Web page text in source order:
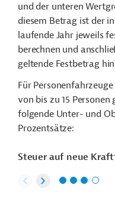
und der unteren
diesem Betrag ist der
laufende Jahr jeweils
berechnen und
geltende Festbetrag
Für
von bis zu 15
folgende Unter- und
Prozentsätze:
Steuer auf neue